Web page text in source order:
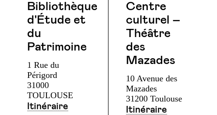
Bibliothèque
d'Étude et
du
Patrimoine
1 Rue du
Périgord
31000
TOULOUSE
Itinéraire
Centre
culturel –
Théâtre
des
Mazades
10 Avenue des
Mazades
31200 Toulouse
Itinéraire